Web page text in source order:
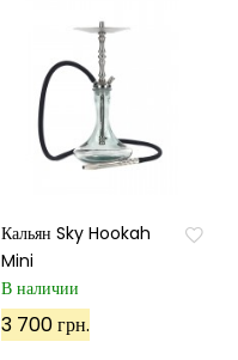
Кальян Sky Hookah
Mini
В наличии
3 700 грн.